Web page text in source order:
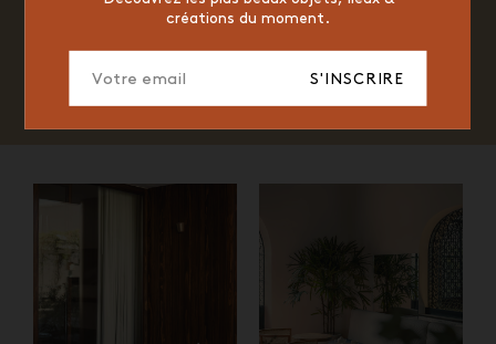
créations du moment.
S'INSCRIRE